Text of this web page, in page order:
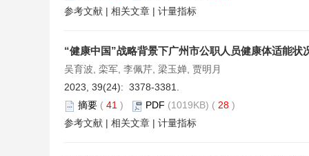
参考文献 | 相关文章 | 计量指标
“健康中国”战略背景下广州市公职人员健康体适能状
吴育波, 栾军, 李佩芹, 梁玉婵, 贾明月
2023, 39(24): 3378-3381.
摘要 ( 41 ) PDF (1019KB) ( 28 )
参考文献 | 相关文章 | 计量指标